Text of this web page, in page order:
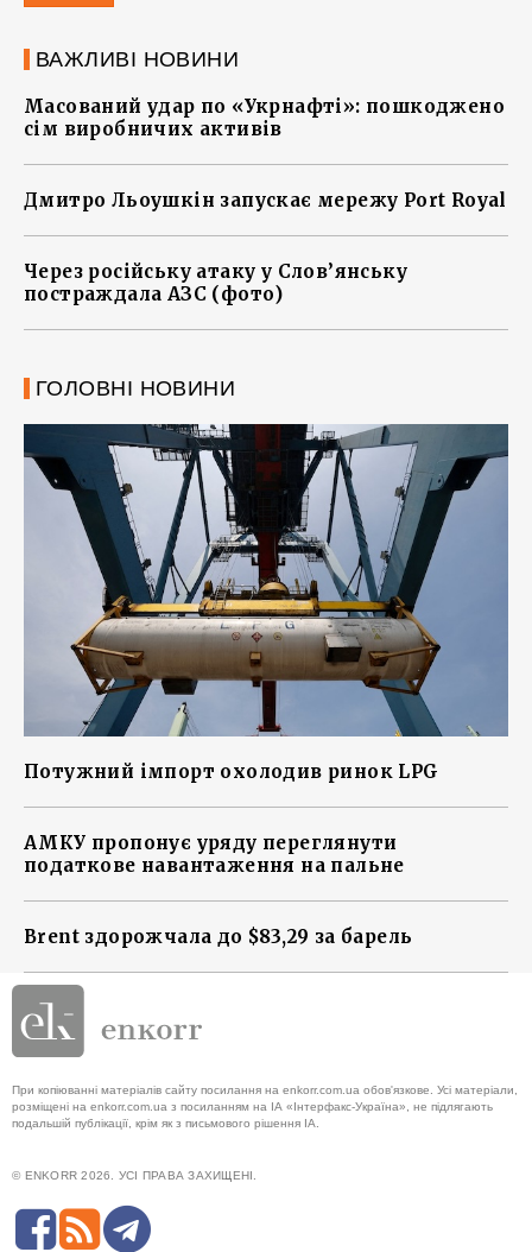
ВАЖЛИВІ НОВИНИ
Масований удар по «Укрнафті»: пошкоджено
сім виробничих активів
Дмитро Льоушкін запускає мережу Port Royal
Через російську атаку у Слов’янську
постраждала АЗС (фото)
ГОЛОВНІ НОВИНИ
Потужний імпорт охолодив ринок LPG
АМКУ пропонує уряду переглянути
податкове навантаження на пальне
Brent здорожчала до $83,29 за барель
При копіюванні матеріалів сайту посилання на enkorr.com.ua обов'язкове. Усі матеріали,
розміщені на enkorr.com.ua з посиланням на ІА «Інтерфакс-Україна», не підлягають
подальшій публікації, крім як з письмового рішення ІА.
© ENKORR 2026. УСІ ПРАВА ЗАХИЩЕНІ.